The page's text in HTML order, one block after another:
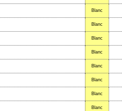
Blanc
Blanc
Blanc
Blanc
Blanc
Blanc
Blanc
Blanc